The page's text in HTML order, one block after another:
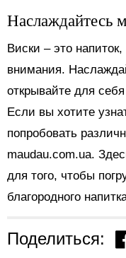
Наслаждайтесь
Виски – это
внимания.
открывайте для
Если вы хотите
попробовать
maudau.com.ua.
для того, чтобы
благородного
Поделиться: